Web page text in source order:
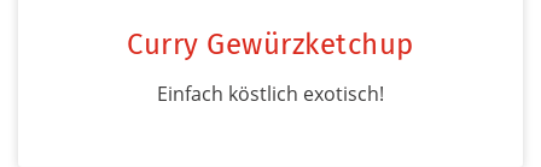
Curry Gewürzketchup
Einfach köstlich exotisch!